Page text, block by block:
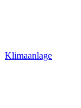
Klimaanlage